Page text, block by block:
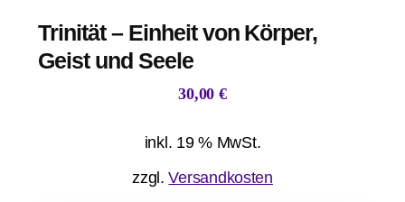
Trinität – Einheit von Körper,
Geist und Seele
30,00 €
inkl. 19 % MwSt.
zzgl.Versandkosten